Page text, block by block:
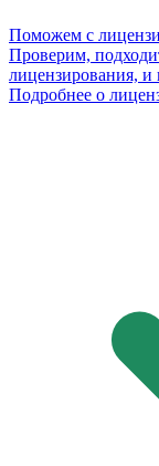
Поможем с
Проверим,
лицензирования,
Подробнее о